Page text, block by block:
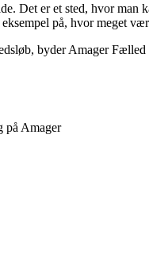
Det er et sted, hvor
på, hvor meget
byder Amager
på Amager